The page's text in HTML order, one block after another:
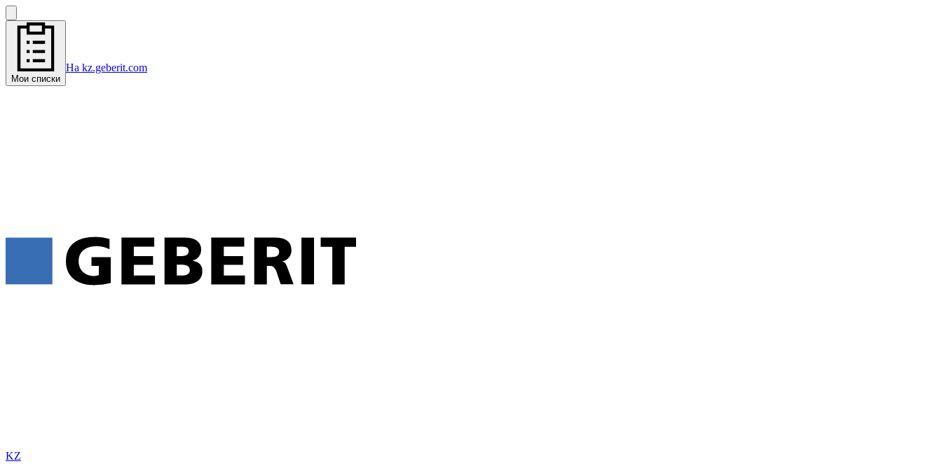
Мои списки
На kz.geberit.com
KZ